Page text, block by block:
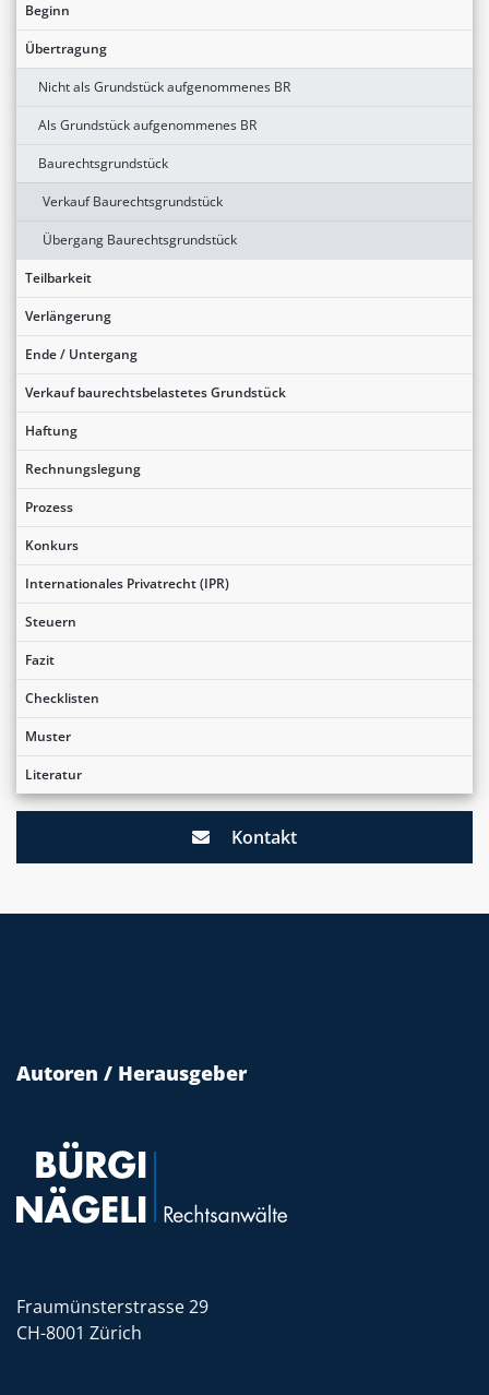
Beginn
Übertragung
Nicht als Grundstück aufgenommenes BR
Als Grundstück aufgenommenes BR
Baurechtsgrundstück
Verkauf Baurechtsgrundstück
Übergang Baurechtsgrundstück
Teilbarkeit
Verlängerung
Ende / Untergang
Verkauf baurechtsbelastetes Grundstück
Haftung
Rechnungslegung
Prozess
Konkurs
Internationales Privatrecht (IPR)
Steuern
Fazit
Checklisten
Muster
Literatur
Kontakt
Autoren / Herausgeber
Fraumünsterstrasse 29
CH-8001 Zürich